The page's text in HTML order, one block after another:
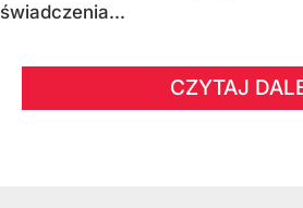
świadczenia...
CZYTAJ